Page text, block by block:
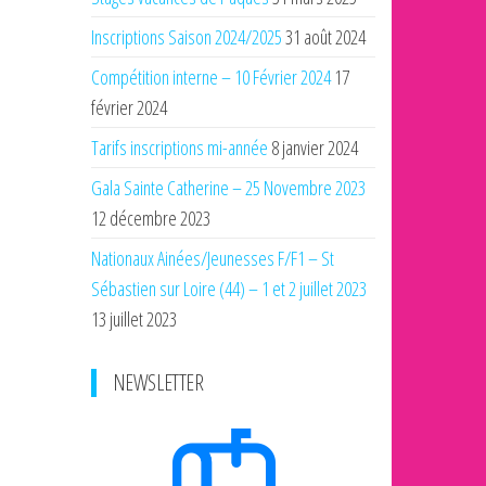
Inscriptions Saison 2024/202531 août 2024
Compétition interne – 10 Février 2024 17
février 2024
Tarifs inscriptions mi-année 8 janvier 2024
Gala Sainte Catherine – 25 Novembre 2023
12 décembre 2023
Nationaux Ainées/Jeunesses F/F1 – St
Sébastien sur Loire (44) – 1 et 2 juillet 2023
13 juillet 2023
NEWSLETTER